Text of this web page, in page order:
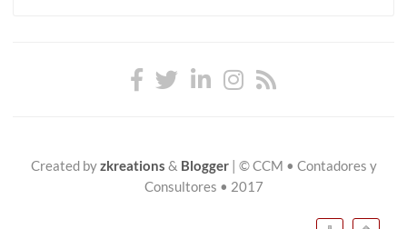
Created byzkreations & Blogger| © CCM • Contadores y
Consultores • 2017